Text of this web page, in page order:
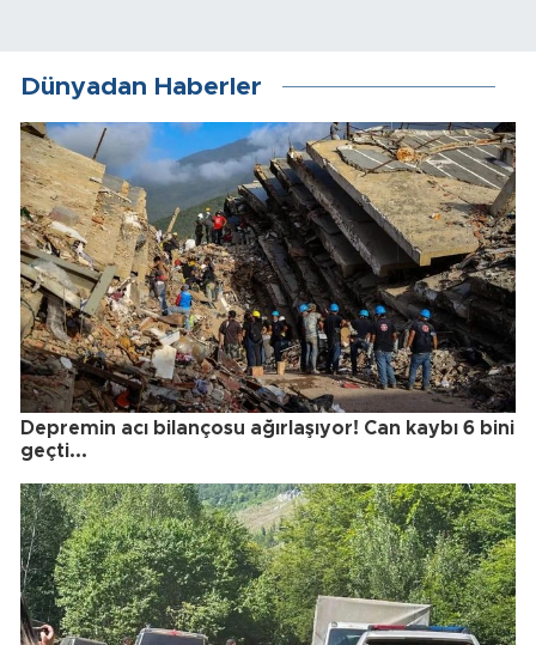
Dünyadan Haberler
Depremin acı bilançosu ağırlaşıyor! Can kaybı 6 bini
geçti...